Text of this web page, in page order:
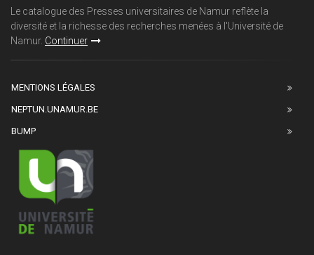
Le catalogue des Presses universitaires de Namur reflète la
diversité et la richesse des recherches menées à l'Université de
Namur. Continuer
MENTIONS LÉGALES
NEPTUN.UNAMUR.BE
BUMP